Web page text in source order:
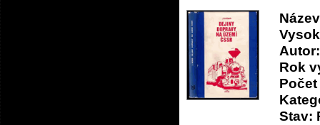
Autor:
Rok
Stav: